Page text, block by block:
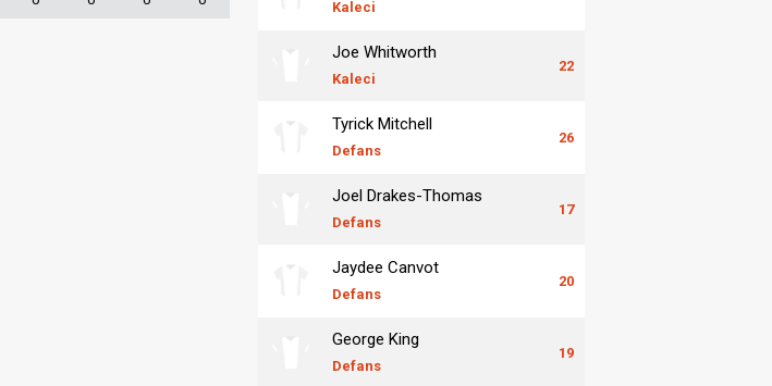
Kaleci
Joe Whitworth
Kaleci
22
Tyrick Mitchell
Defans
26
Joel Drakes-Thomas
Defans
17
Jaydee Canvot
Defans
20
George King
Defans
19